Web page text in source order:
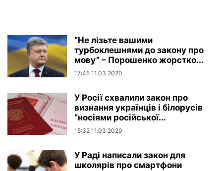
“Не лізьте вашими
турбоклешнями до закону про
мову” – Порошенко жорстко...
17:45 11.03.2020
У Росії схвалили закон про
визнання українців і білорусів
“носіями російської...
15:32 11.03.2020
У Раді написали закон для
школярів про смартфони